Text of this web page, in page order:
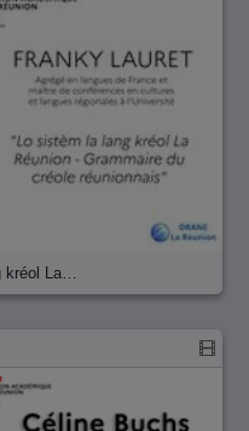
La…